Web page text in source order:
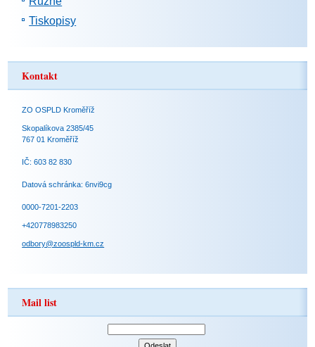
Tiskopisy
Kontakt
ZO OSPLD Kroměříž
Skopalíkova 2385/45
767 01 Kroměříž
IČ: 603 82 830
Datová schránka: 6nvi9cg
0000-7201-2203
+420778983250
odbory@zoospld-km.cz
Mail list